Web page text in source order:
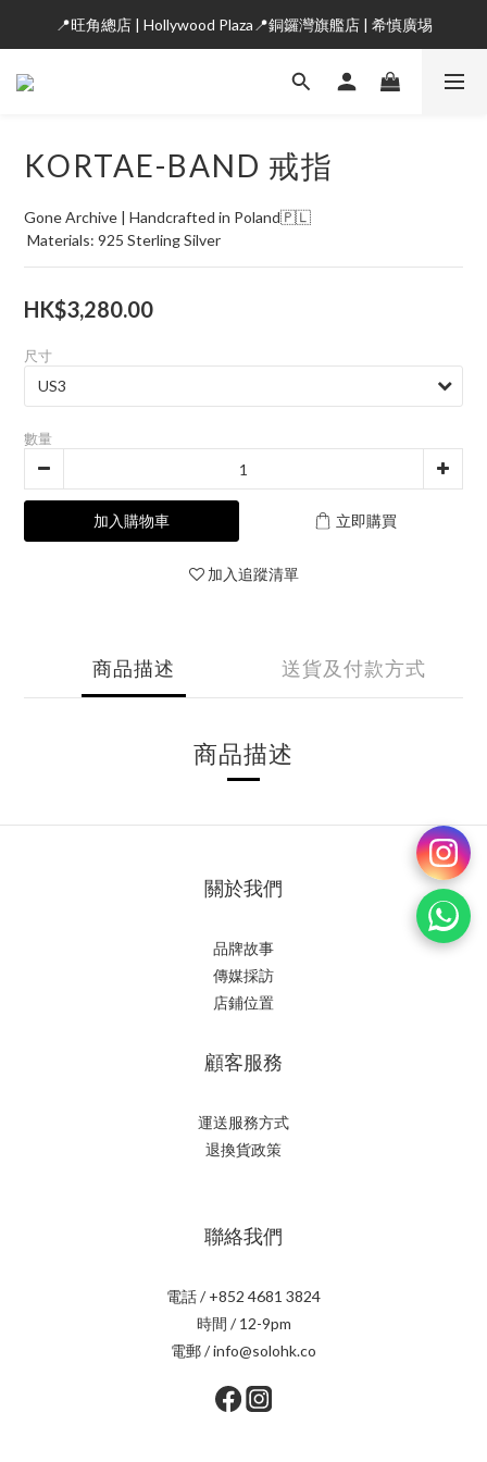
📍旺角總店 | Hollywood Plaza📍銅鑼灣旗艦店 | 希慎廣埸
KORTAE-BAND 戒指
Gone Archive | Handcrafted in Poland🇵🇱
Materials: 925 Sterling Silver
HK$3,280.00
尺寸
數量
加入購物車 立即購買
加入追蹤清單
商品描述 送貨及付款方式
商品描述
關於我們
品牌故事
傳媒採訪
店鋪位置
顧客服務
運送服務方式
退換貨政策
聯絡我們
電話 / +852 4681 3824
時間 / 12-9pm
電郵 / info@solohk.co